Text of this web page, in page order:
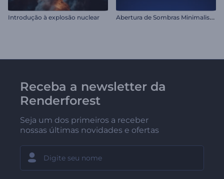
Introdução à explosão nuclear A
bertura de Sombras Minimalistas
Receba a newsletter da
Renderforest
Seja um dos primeiros a receber
nossas últimas novidades e ofertas